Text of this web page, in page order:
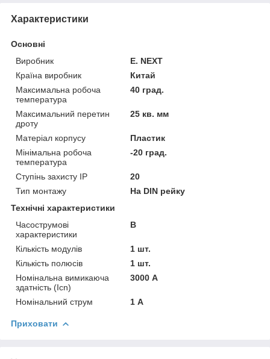
Характеристики
Основні
Виробник
E. NEXT
Країна виробник
Китай
Максимальна робоча
температура
40 град.
Максимальний перетин
дроту
25 кв. мм
Матеріал корпусу
Пластик
Мінімальна робоча
температура
-20 град.
Ступінь захисту IP
20
Тип монтажу
На DIN рейку
Технічні характеристики
Часострумові
характеристики
B
Кількість модулів
1 шт.
Кількість полюсів
1 шт.
Номінальна вимикаюча
здатність (Icn)
3000 А
Номінальний струм 1 А
Приховати